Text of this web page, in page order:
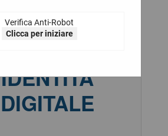
Verifica Anti-Robot
Clicca per iniziare
IDENTITÀ
DIGITALE